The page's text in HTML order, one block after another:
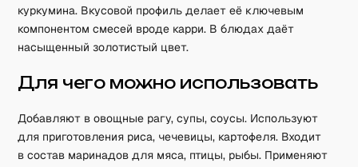
куркумина. Вкусовой профиль делает её ключевым
компонентом смесей вроде карри. В блюдах даёт
насыщенный золотистый цвет.
Для чего можно использовать
Добавляют в овощные рагу, супы, соусы. Используют
для приготовления риса, чечевицы, картофеля. Входит
в состав маринадов для мяса, птицы, рыбы. Применяют